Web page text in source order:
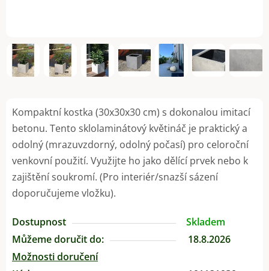
Kompaktní kostka (30x30x30 cm) s dokonalou imitací
betonu. Tento sklolaminátový květináč je praktický a
odolný (mrazuvzdorný, odolný počasí) pro celoroční
venkovní použití. Využijte ho jako dělící prvek nebo k
zajištění soukromí. (Pro interiér/snazší sázení
doporučujeme vložku).
Dostupnost
Skladem
Můžeme doručit do:
18.8.2026
Možnosti doručení